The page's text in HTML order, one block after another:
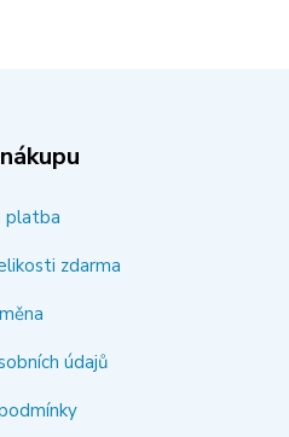
platba
zdarma
údajů